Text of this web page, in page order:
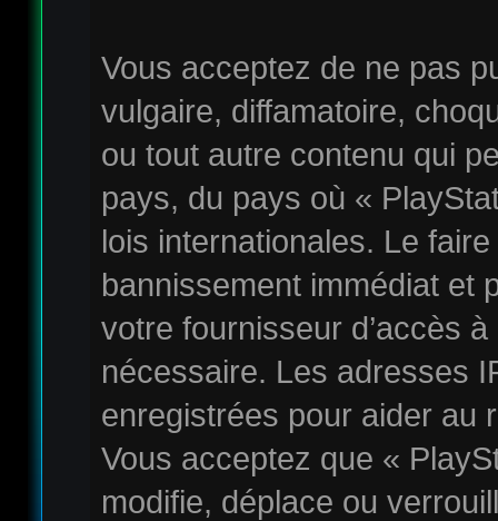
Vous acceptez de ne pas
vulgaire, diffamatoire,
ou tout autre contenu qui
pays, du pays où «
lois internationales. Le
bannissement immédiat et
votre fournisseur d’accès
nécessaire. Les adresses
enregistrées pour aider au
Vous acceptez que «
modifie, déplace ou